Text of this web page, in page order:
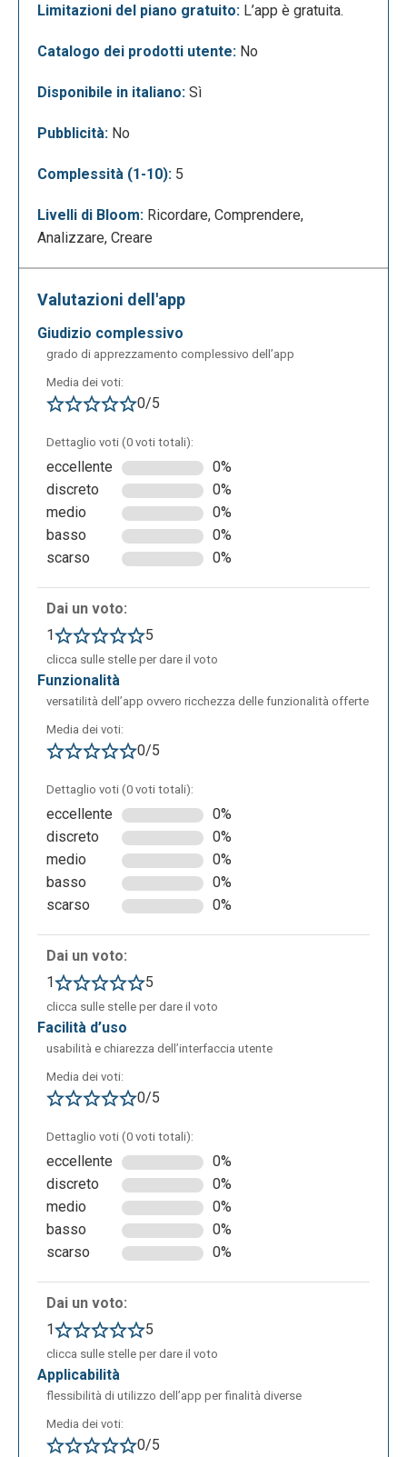
l’applicazione, esistono delle presentazioni e lavori
già creati dai quali prendere spunto o addirittura
Una volta che vogliamo creare il nostro lavoro, l’app
ci offre varie possibilità per personalizzarlo a
possiamo inserire sfondi, immagini, video, elenchi
puntati, collegamenti, enfatizzare parole, aggiungere
un’intestazione e molto altro.
riproduzione (tasto in alto a destra).
Una volta terminato il nostro lavoro, possiamo
crearne uno nuovo, duplicarlo, stamparlo o
esportarlo.
scegliendo per ogni persona se può solo
Limitazioni del piano gratuito: L’app è gratuita.
Catalogo dei prodotti utente: No
Disponibile in italiano: Sì
Pubblicità: No
Complessità (1-10): 5
Livelli di Bloom: Ricordare, Comprendere,
Analizzare, Creare
Valutazioni dell'app
giudizio complessivo
grado di apprezzamento complessivo dell’app
Media dei voti:
0/5
Dettaglio voti (0 voti totali):
eccellente
0%
discreto
0%
medio
0%
basso
0%
scarso
0%
Dai un voto:
1
5
clicca sulle stelle per dare il voto
funzionalità
versatilità dell’app ovvero ricchezza delle funzionalità offerte
Media dei voti:
0/5
Dettaglio voti (0 voti totali):
eccellente
0%
discreto
0%
medio
0%
basso
0%
scarso
0%
Dai un voto:
1
5
clicca sulle stelle per dare il voto
facilità d’uso
usabilità e chiarezza dell’interfaccia utente
Media dei voti:
0/5
Dettaglio voti (0 voti totali):
eccellente
0%
discreto
0%
medio
0%
basso
0%
scarso
0%
Dai un voto:
1
5
clicca sulle stelle per dare il voto
applicabilità
flessibilità di utilizzo dell’app per finalità diverse
Media dei voti:
0/5